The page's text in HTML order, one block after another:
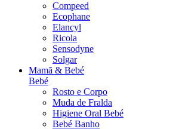
Compeed
Ecophane
Elancyl
Ricola
Sensodyne
Solgar
Mamã & Bebé
Bebé
Rosto e Corpo
Muda de Fralda
Higiene Oral Bebé
Bebé Banho